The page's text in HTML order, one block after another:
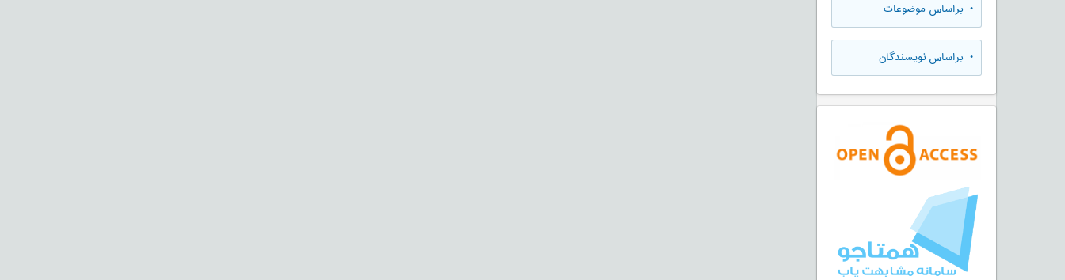
• براساس موضوعات
• براساس نویسندگان